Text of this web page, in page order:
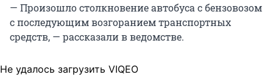
— Произошло столкновение автобуса с бензовозом
с последующим возгоранием транспортных
средств, — рассказали в ведомстве.
Не удалось загрузить VIQEO